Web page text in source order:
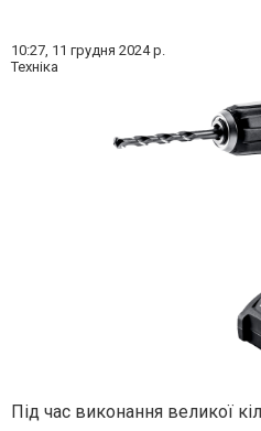
10:27, 11 грудня 2024 р.
Техніка
Під час виконання великої